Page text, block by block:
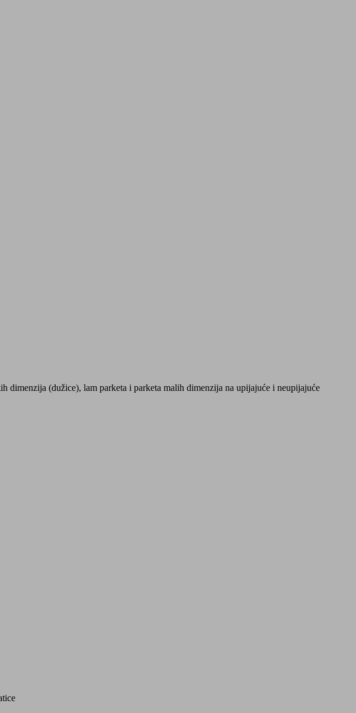
(dužice), lam parketa i parketa malih dimenzija na upijajuće i neupijajuće